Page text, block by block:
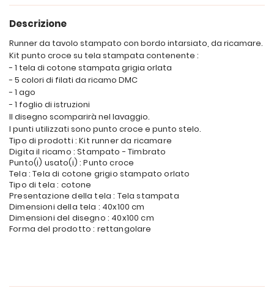
Descrizione
Runner da tavolo stampato con bordo intarsiato, da ricamare.
Kit punto croce su tela stampata contenente :
- 1 tela di cotone stampata grigia orlata
- 5 colori di filati da ricamo DMC
- 1 ago
- 1 foglio di istruzioni
Il disegno scomparirà nel lavaggio.
I punti utilizzati sono punto croce e punto stelo.
Tipo di prodotti : Kit runner da ricamare
Digita il ricamo : Stampato - Timbrato
Punto(i) usato(i) : Punto croce
Tela : Tela di cotone grigio stampato orlato
Tipo di tela : cotone
Presentazione della tela : Tela stampata
Dimensioni della tela : 40x100 cm
Dimensioni del disegno : 40x100 cm
Forma del prodotto : rettangolare